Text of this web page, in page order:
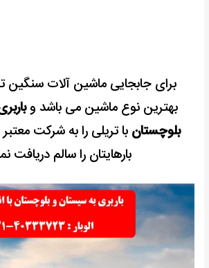
برای جابجایی ماشین آلات سنگین
بهترین نوع ماشین می باشد و
بلوچستان با تریلی را به شرکت معتبر
بارهایتان را سالم دریافت